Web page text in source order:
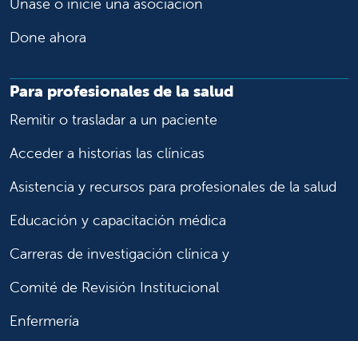
Done ahora
Para profesionales de la salud
Remitir o trasladar a un paciente
Acceder a historias las clínicas
Asistencia y recursos para profesionales de la salud
Educación y capacitación médica
Carreras de investigación clínica y
Comité de Revisión Institucional
Enfermería